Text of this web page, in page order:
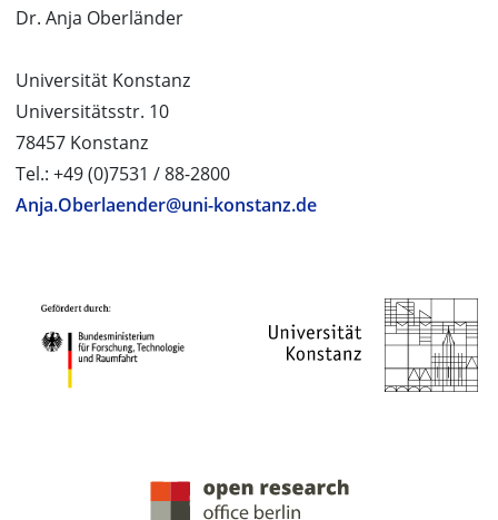
Dr. Anja Oberländer
Universität Konstanz
Universitätsstr. 10
78457 Konstanz
Tel.: +49 (0)7531 / 88-2800
Anja.Oberlaender@uni-konstanz.de